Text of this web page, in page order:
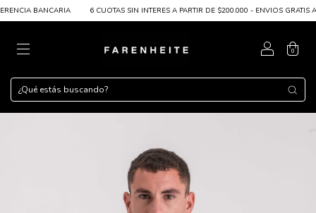
BANCARIA 6 CUOTAS SIN INTERES A PARTIR DE $200.000 - ENVIOS GRATIS A
0